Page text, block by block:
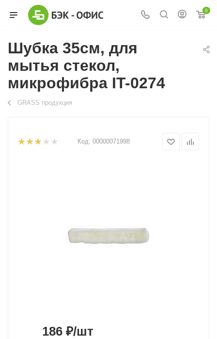
0
Шубка 35см, для
мытья стекол,
микрофибра IT-0274
GRASS продукция
Код: 00000071998
186 ₽/шт